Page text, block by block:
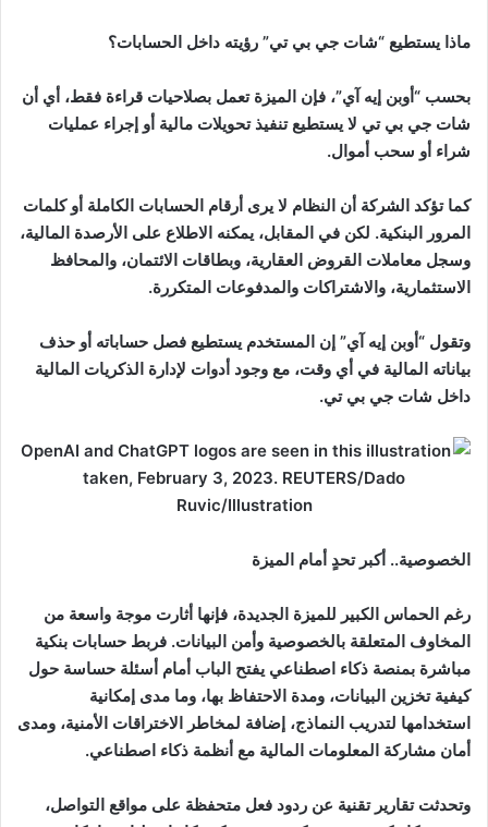
ماذا يستطيع “شات جي بي تي” رؤيته داخل الحسابات؟
بحسب “أوبن إيه آي”، فإن الميزة تعمل بصلاحيات قراءة فقط، أي أن
شات جي بي تي لا يستطيع تنفيذ تحويلات مالية أو إجراء عمليات
شراء أو سحب أموال.
كما تؤكد الشركة أن النظام لا يرى أرقام الحسابات الكاملة أو كلمات
المرور البنكية. لكن في المقابل، يمكنه الاطلاع على الأرصدة المالية،
وسجل معاملات القروض العقارية، وبطاقات الائتمان، والمحافظ
الاستثمارية، والاشتراكات والمدفوعات المتكررة.
وتقول “أوبن إيه آي” إن المستخدم يستطيع فصل حساباته أو حذف
بياناته المالية في أي وقت، مع وجود أدوات لإدارة الذكريات المالية
داخل شات جي بي تي.
الخصوصية.. أكبر تحدٍ أمام الميزة
رغم الحماس الكبير للميزة الجديدة، فإنها أثارت موجة واسعة من
المخاوف المتعلقة بالخصوصية وأمن البيانات. فربط حسابات بنكية
مباشرة بمنصة ذكاء اصطناعي يفتح الباب أمام أسئلة حساسة حول
كيفية تخزين البيانات، ومدة الاحتفاظ بها، وما مدى إمكانية
استخدامها لتدريب النماذج، إضافة لمخاطر الاختراقات الأمنية، ومدى
أمان مشاركة المعلومات المالية مع أنظمة ذكاء اصطناعي.
وتحدثت تقارير تقنية عن ردود فعل متحفظة على مواقع التواصل،